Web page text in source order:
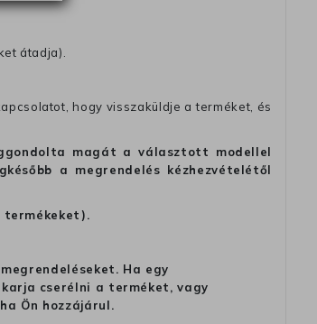
átadja).
hogy visszaküldje a terméket, és
magát a választott modellel
a megrendelés kézhezvételétől
termékeket).
Ha egy
cserélni a terméket, vagy
Ön hozzájárul.